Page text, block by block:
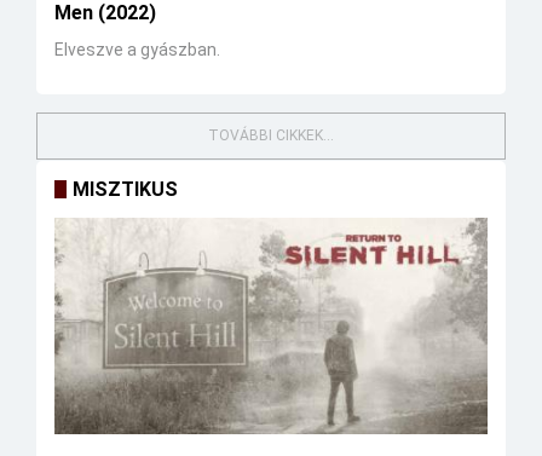
Men (2022)
Elveszve a gyászban.
TOVÁBBI CIKKEK...
MISZTIKUS